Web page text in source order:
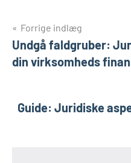
Forrige indlæg
Undgå faldgruber:
din virksomheds
Guide: Juridiske